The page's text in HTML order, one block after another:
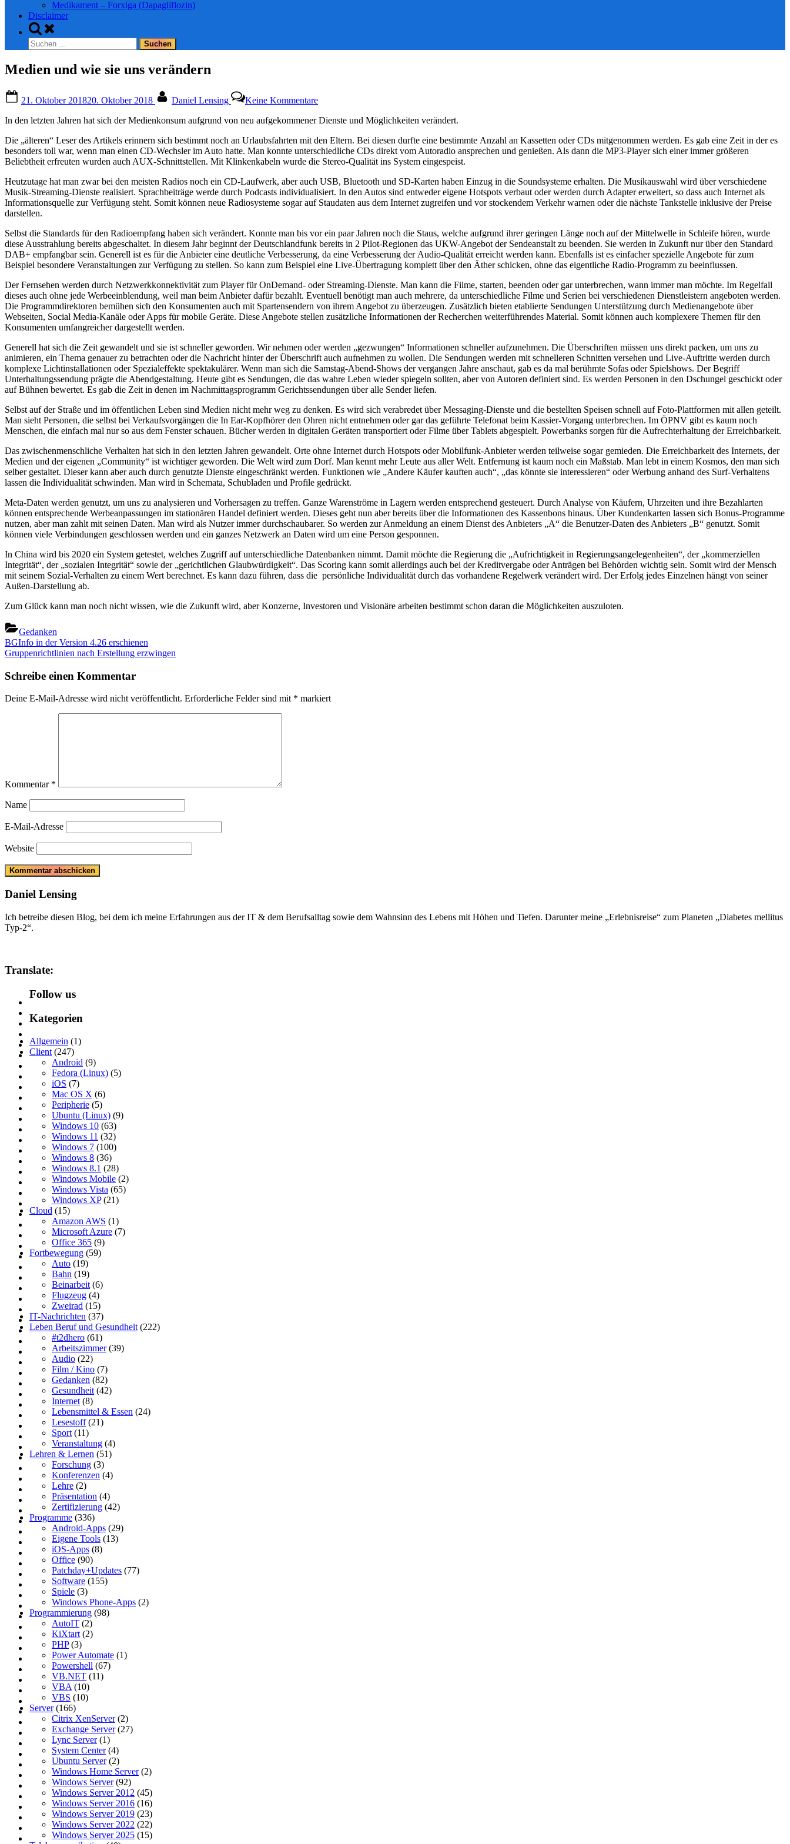
Medikament – Forxiga (Dapagliflozin)
Disclaimer
Toggle
search
form
Suchen
nach:
Medien und wie sie uns verändern
on
21. Oktober 201820. Oktober 2018 Daniel Lensing Keine KommentareMedien
und
wie
sie
uns
verändern
In den letzten Jahren hat sich der Medienkonsum aufgrund von neu aufgekommener Dienste und Möglichkeiten verändert.
Die „älteren“ Leser des Artikels erinnern sich bestimmt noch an Urlaubsfahrten mit den Eltern. Bei diesen durfte eine bestimmte Anzahl an Kassetten oder CDs mitgenommen werden. Es gab eine Zeit in der es
besonders toll war, wenn man einen CD-Wechsler im Auto hatte. Man konnte unterschiedliche CDs direkt vom Autoradio ansprechen und genießen. Als dann die MP3-Player sich einer immer größeren
Beliebtheit erfreuten wurden auch AUX-Schnittstellen. Mit Klinkenkabeln wurde die Stereo-Qualität ins System eingespeist.
Heutzutage hat man zwar bei den meisten Radios noch ein CD-Laufwerk, aber auch USB, Bluetooth und SD-Karten haben Einzug in die Soundsysteme erhalten. Die Musikauswahl wird über verschiedene
Musik-Streaming-Dienste realisiert. Sprachbeiträge werde durch Podcasts individualisiert. In den Autos sind entweder eigene Hotspots verbaut oder werden durch Adapter erweitert, so dass auch Internet als
Informationsquelle zur Verfügung steht. Somit können neue Radiosysteme sogar auf Staudaten aus dem Internet zugreifen und vor stockendem Verkehr warnen oder die nächste Tankstelle inklusive der Preise
darstellen.
Selbst die Standards für den Radioempfang haben sich verändert. Konnte man bis vor ein paar Jahren noch die Staus, welche aufgrund ihrer geringen Länge noch auf der Mittelwelle in Schleife hören, wurde
diese Ausstrahlung bereits abgeschaltet. In diesem Jahr beginnt der Deutschlandfunk bereits in 2 Pilot-Regionen das UKW-Angebot der Sendeanstalt zu beenden. Sie werden in Zukunft nur über den Standard
DAB+ empfangbar sein. Generell ist es für die Anbieter eine deutliche Verbesserung, da eine Verbesserung der Audio-Qualität erreicht werden kann. Ebenfalls ist es einfacher spezielle Angebote für zum
Beispiel besondere Veranstaltungen zur Verfügung zu stellen. So kann zum Beispiel eine Live-Übertragung komplett über den Äther schicken, ohne das eigentliche Radio-Programm zu beeinflussen.
Der Fernsehen werden durch Netzwerkkonnektivität zum Player für OnDemand- oder Streaming-Dienste. Man kann die Filme, starten, beenden oder gar unterbrechen, wann immer man möchte. Im Regelfall
dieses auch ohne jede Werbeeinblendung, weil man beim Anbieter dafür bezahlt. Eventuell benötigt man auch mehrere, da unterschiedliche Filme und Serien bei verschiedenen Dienstleistern angeboten werden.
Die Programmdirektoren bemühen sich den Konsumenten auch mit Spartensendern von ihrem Angebot zu überzeugen. Zusätzlich bieten etablierte Sendungen Unterstützung durch Medienangebote über
Webseiten, Social Media-Kanäle oder Apps für mobile Geräte. Diese Angebote stellen zusätzliche Informationen der Recherchen weiterführendes Material. Somit können auch komplexere Themen für den
Konsumenten umfangreicher dargestellt werden.
Generell hat sich die Zeit gewandelt und sie ist schneller geworden. Wir nehmen oder werden „gezwungen“ Informationen schneller aufzunehmen. Die Überschriften müssen uns direkt packen, um uns zu
animieren, ein Thema genauer zu betrachten oder die Nachricht hinter der Überschrift auch aufnehmen zu wollen. Die Sendungen werden mit schnelleren Schnitten versehen und Live-Auftritte werden durch
komplexe Lichtinstallationen oder Spezialeffekte spektakulärer. Wenn man sich die Samstag-Abend-Shows der vergangen Jahre anschaut, gab es da mal berühmte Sofas oder Spielshows. Der Begriff
Unterhaltungssendung prägte die Abendgestaltung. Heute gibt es Sendungen, die das wahre Leben wieder spiegeln sollten, aber von Autoren definiert sind. Es werden Personen in den Dschungel geschickt oder
auf Bühnen bewertet. Es gab die Zeit in denen im Nachmittagsprogramm Gerichtssendungen über alle Sender liefen.
Selbst auf der Straße und im öffentlichen Leben sind Medien nicht mehr weg zu denken. Es wird sich verabredet über Messaging-Dienste und die bestellten Speisen schnell auf Foto-Plattformen mit allen geteilt.
Man sieht Personen, die selbst bei Verkaufsvorgängen die In Ear-Kopfhörer den Ohren nicht entnehmen oder gar das geführte Telefonat beim Kassier-Vorgang unterbrechen. Im ÖPNV gibt es kaum noch
Menschen, die einfach mal nur so aus dem Fenster schauen. Bücher werden in digitalen Geräten transportiert oder Filme über Tablets abgespielt. Powerbanks sorgen für die Aufrechterhaltung der Erreichbarkeit.
Das zwischenmenschliche Verhalten hat sich in den letzten Jahren gewandelt. Orte ohne Internet durch Hotspots oder Mobilfunk-Anbieter werden teilweise sogar gemieden. Die Erreichbarkeit des Internets, der
Medien und der eigenen „Community“ ist wichtiger geworden. Die Welt wird zum Dorf. Man kennt mehr Leute aus aller Welt. Entfernung ist kaum noch ein Maßstab. Man lebt in einem Kosmos, den man sich
selber gestaltet. Dieser kann aber auch durch genutzte Dienste eingeschränkt werden. Funktionen wie „Andere Käufer kauften auch“, „das könnte sie interessieren“ oder Werbung anhand des Surf-Verhaltens
lassen die Individualität schwinden. Man wird in Schemata, Schubladen und Profile gedrückt.
Meta-Daten werden genutzt, um uns zu analysieren und Vorhersagen zu treffen. Ganze Warenströme in Lagern werden entsprechend gesteuert. Durch Analyse von Käufern, Uhrzeiten und ihre Bezahlarten
können entsprechende Werbeanpassungen im stationären Handel definiert werden. Dieses geht nun aber bereits über die Informationen des Kassenbons hinaus. Über Kundenkarten lassen sich Bonus-Programme
nutzen, aber man zahlt mit seinen Daten. Man wird als Nutzer immer durchschaubarer. So werden zur Anmeldung an einem Dienst des Anbieters „A“ die Benutzer-Daten des Anbieters „B“ genutzt. Somit
können viele Verbindungen geschlossen werden und ein ganzes Netzwerk an Daten wird um eine Person gesponnen.
In China wird bis 2020 ein System getestet, welches Zugriff auf unterschiedliche Datenbanken nimmt. Damit möchte die Regierung die „Aufrichtigkeit in Regierungsangelegenheiten“, der „kommerziellen
Integrität“, der „sozialen Integrität“ sowie der „gerichtlichen Glaubwürdigkeit“. Das Scoring kann somit allerdings auch bei der Kreditvergabe oder Anträgen bei Behörden wichtig sein. Somit wird der Mensch
mit seinem Sozial-Verhalten zu einem Wert berechnet. Es kann dazu führen, dass die persönliche Individualität durch das vorhandene Regelwerk verändert wird. Der Erfolg jedes Einzelnen hängt von seiner
Außen-Darstellung ab.
Zum Glück kann man noch nicht wissen, wie die Zukunft wird, aber Konzerne, Investoren und Visionäre arbeiten bestimmt schon daran die Möglichkeiten auszuloten.
Gedanken
Beitragsnavigation
Previous
Post:
BGInfo in der Version 4.26 erschienen
Next
Gruppenrichtlinien nach Erstellung erzwingen
Schreibe einen Kommentar
Deine E-Mail-Adresse wird nicht veröffentlicht. Erforderliche Felder sind mit * markiert
Kommentar *
Name
E-Mail-Adresse
Website
Daniel Lensing
Ich betreibe diesen Blog, bei dem ich meine Erfahrungen aus der IT & dem Berufsalltag sowie dem Wahnsinn des Lebens mit Höhen und Tiefen. Darunter meine „Erlebnisreise“ zum Planeten „Diabetes mellitus
Typ-2“.
Translate:
Follow us
Kategorien
Allgemein (1)
Client (247)
Android (9)
Fedora (Linux) (5)
iOS (7)
Mac OS X (6)
Peripherie (5)
Ubuntu (Linux) (9)
Windows 10 (63)
Windows 11 (32)
Windows 7 (100)
Windows 8 (36)
Windows 8.1 (28)
Windows Mobile (2)
Windows Vista (65)
Windows XP(21)
Cloud (15)
Amazon AWS (1)
Microsoft Azure (7)
Office 365 (9)
Fortbewegung (59)
Auto (19)
Bahn (19)
Beinarbeit (6)
Flugzeug (4)
Zweirad (15)
IT-Nachrichten (37)
Leben Beruf und Gesundheit (222)
#t2dhero (61)
Arbeitszimmer(39)
Audio (22)
Film / Kino (7)
Gedanken (82)
Gesundheit (42)
Internet (8)
Lebensmittel & Essen (24)
Lesestoff(21)
Sport (11)
Veranstaltung (4)
Lehren & Lernen (51)
Forschung (3)
Konferenzen (4)
Lehre (2)
Präsentation (4)
Zertifizierung (42)
Programme (336)
Android-Apps (29)
Eigene Tools (13)
iOS-Apps (8)
Office (90)
Patchday+Updates (77)
Software (155)
Spiele (3)
Windows Phone-Apps (2)
Programmierung (98)
AutoIT (2)
KiXtart (2)
PHP(3)
Power Automate (1)
Powershell (67)
VB.NET (11)
VBA (10)
VBS (10)
Server(166)
Citrix XenServer(2)
Exchange Server(27)
Lync Server(1)
System Center(4)
Ubuntu Server(2)
Windows Home Server(2)
Windows Server(92)
Windows Server 2012 (45)
Windows Server 2016 (16)
Windows Server 2019 (23)
Windows Server 2022 (22)
Windows Server 2025 (15)